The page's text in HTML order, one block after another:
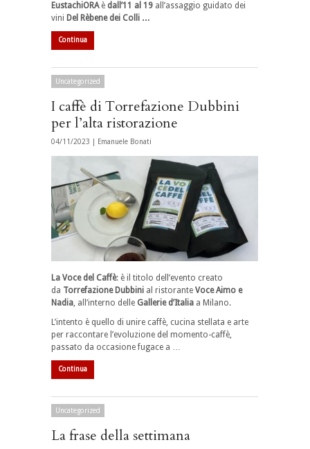
EustachiORAè dall’11 al 19 all’assaggio guidato dei
vini Del Rèbene dei Colli …
Continua
Uncategorized
I caffè di Torrefazione Dubbini
per l’alta ristorazione
04/11/2023 | Emanuele Bonati
La Voce del Caffè: è il titolo dell’evento creato
da Torrefazione Dubbini al ristorante Voce Aimo e
Nadia, all’interno delle Gallerie d’Italia a Milano.
L’intento è quello di unire caffè, cucina stellata e arte
per raccontare l’evoluzione del momento-caffè,
passato da occasione fugace a …
Continua
Uncategorized
La frase della settimana